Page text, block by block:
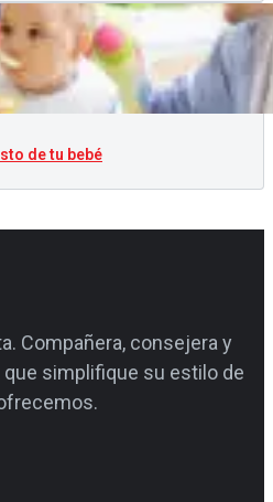
de tu bebé
Compañera, consejera y
que simplifique su estilo de